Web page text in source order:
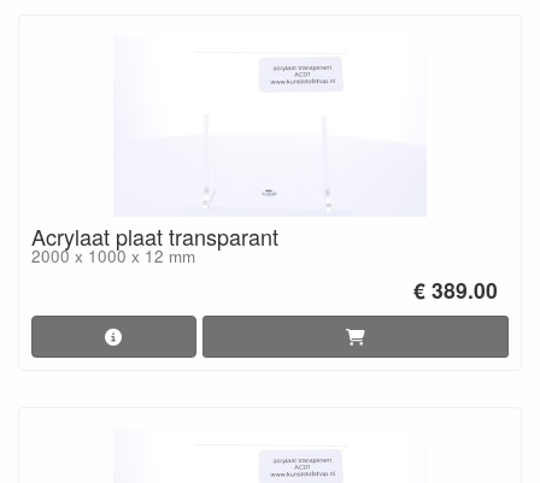
Acrylaat plaat transparant
2000 x 1000 x 12 mm
€ 389.00